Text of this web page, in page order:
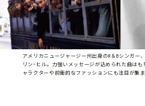
アメリカニュージャージー州出身のR＆Bシンガー
リン･ヒル。力強いメッセージが込められた曲は
ャラクターや前衛的なファッションにも注目が集ま